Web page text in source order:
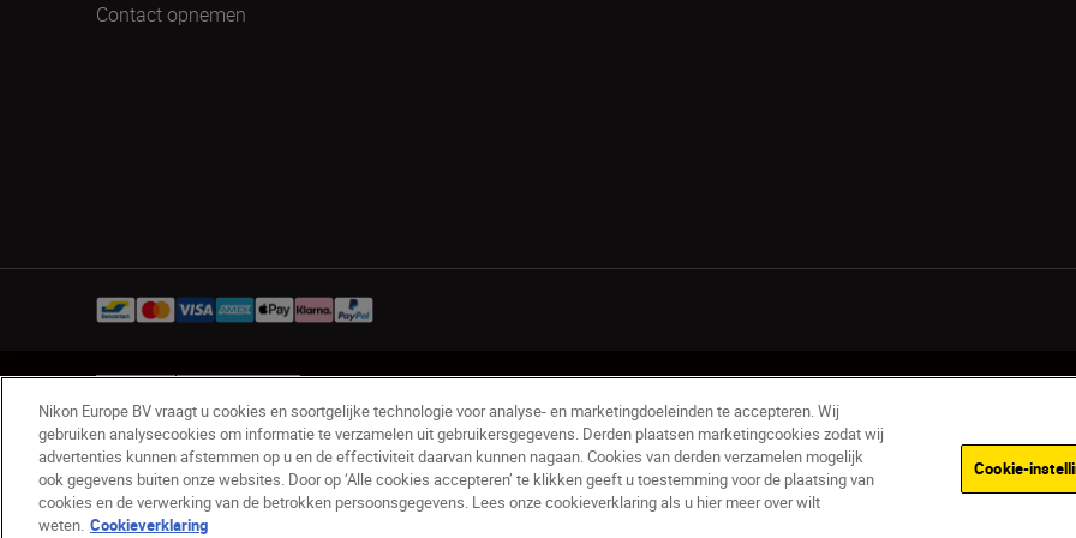
Contact opnemen
© 2026 Nikon
Nikon Europe BV vraagt u cookies en soortgelijke technologie voor analyse- en marketingdoeleinden te accepteren. Wij
gebruiken analysecookies om informatie te verzamelen uit gebruikersgegevens. Derden plaatsen marketingcookies zodat wij
advertenties kunnen afstemmen op u en de effectiviteit daarvan kunnen nagaan. Cookies van derden verzamelen mogelijk
ook gegevens buiten onze websites. Door op ‘Alle cookies accepteren’ te klikken geeft u toestemming voor de plaatsing van
cookies en de verwerking van de betrokken persoonsgegevens. Lees onze cookieverklaring als u hier meer over wilt
weten. Cookieverklaring
Cookie-